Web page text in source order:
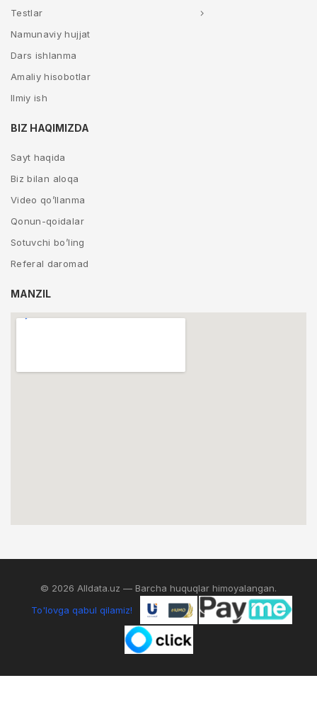
Testlar
Namunaviy hujjat
Dars ishlanma
Amaliy hisobotlar
Ilmiy ish
BIZ HAQIMIZDA
Sayt haqida
Biz bilan aloqa
Video qo’llanma
Qonun-qoidalar
Sotuvchi bo’ling
Referal daromad
MANZIL
© 2026 Alldata.uz — Barcha huquqlar himoyalangan.
To'lovga qabul qilamiz!